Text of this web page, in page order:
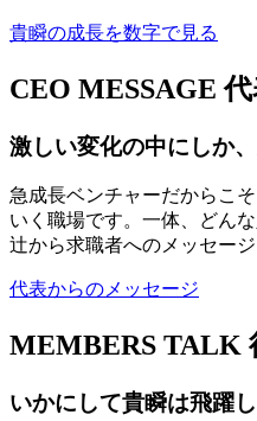
貴瞬の成長を数字で見る
CEO MESSAGE
激しい変化の中にしか
急成長ベンチャーだからこ
いく職場です。一体、どん
辻から求職者へのメッセージ
代表からのメッセージ
MEMBERS TALK
いかにして貴瞬は飛躍